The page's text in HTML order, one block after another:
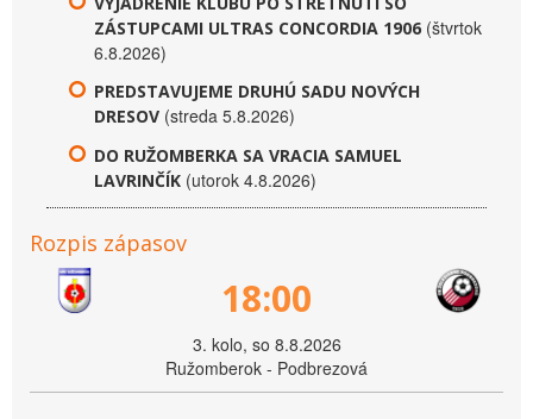
ZÁSTUPCAMI ULTRAS CONCORDIA 1906 (štvrtok
6.8.2026)
PREDSTAVUJEME DRUHÚ SADU NOVÝCH
DRESOV (streda 5.8.2026)
DO RUŽOMBERKA SA VRACIA SAMUEL
LAVRINČÍK (utorok 4.8.2026)
Rozpis zápasov
18:00
3. kolo, so 8.8.2026
Ružomberok - Podbrezová